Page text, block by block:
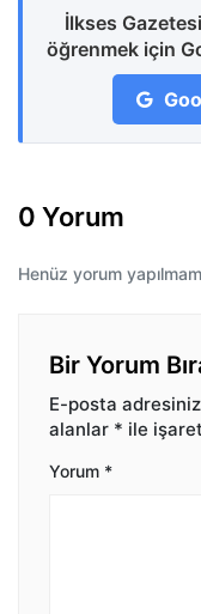
İlkses
öğrenmek için
0 Yorum
Henüz yorum
Bir Yorum
E-posta
alanlar * ile
Yorum *